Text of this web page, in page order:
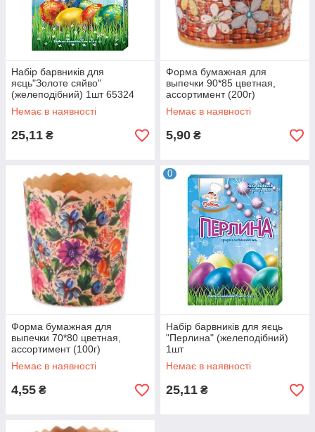
Набір барвників для
яєць"Золоте сяйво"
(желеподібний) 1шт 65324
Немає в наявності
25,11 ₴
Форма бумажная для
выпечки 90*85 цветная,
ассортимент (200г)
Немає в наявності
5,90 ₴
Форма бумажная для
выпечки 70*80 цветная,
ассортимент (100г)
Немає в наявності
4,55 ₴
0
Набір барвників для яєць
"Перлина" (желеподібний)
1шт
Немає в наявності
25,11 ₴